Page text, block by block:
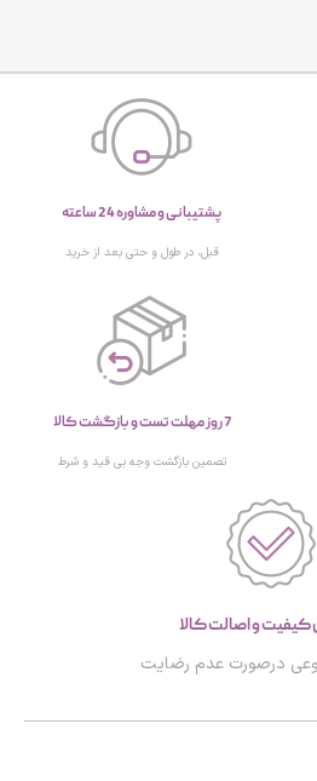
پشتیبانی و مشاوره 24 ساعته
قبل، در طول و حتی بعد از خرید
7 روز مهلت تست و بازگشت کالا
تصمین بازگشت وجه بی قید و شرط
و اصالت کالا
درصورت عدم رضایت